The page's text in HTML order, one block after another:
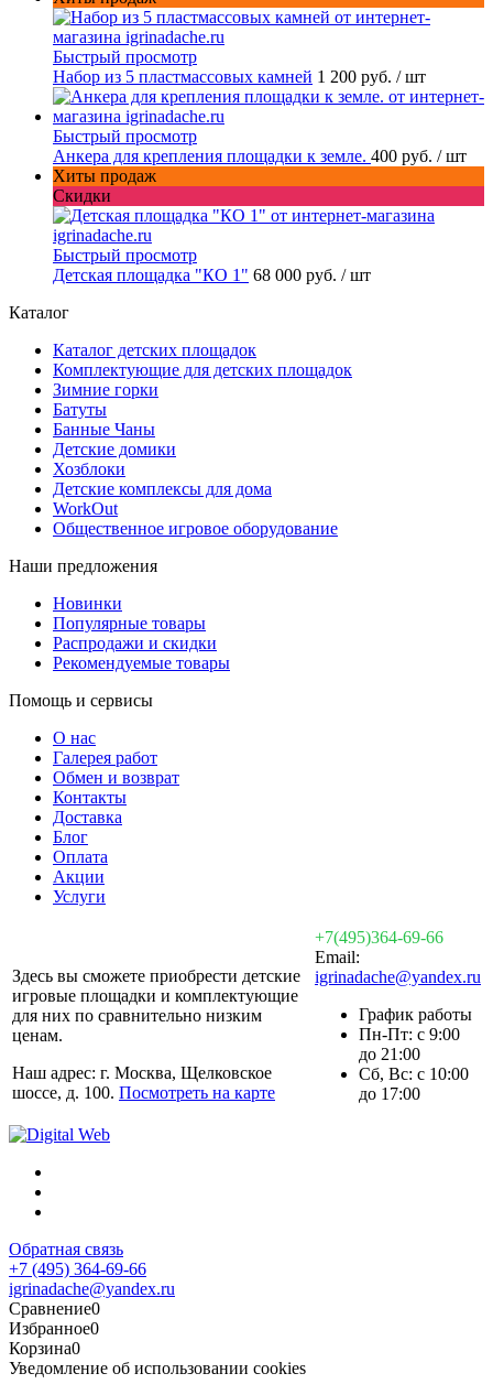
Быстрый просмотр
Набор из 5 пластмассовых камней 1 200 руб. / шт
Быстрый просмотр
Анкера для крепления площадки к земле. 400 руб. / шт
Хиты продаж
Скидки
Быстрый просмотр
Детская площадка "КО 1" 68 000 руб. / шт
Каталог
Каталог детских площадок
Комплектующие для детских площадок
Зимние горки
Батуты
Банные Чаны
Детские домики
Хозблоки
Детские комплексы для дома
WorkOut
Общественное игровое оборудование
Наши предложения
Новинки
Популярные товары
Распродажи и скидки
Рекомендуемые товары
Помощь и сервисы
О нас
Галерея работ
Обмен и возврат
Контакты
Доставка
Блог
Оплата
Акции
Услуги
Здесь вы сможете приобрести детские
игровые площадки и комплектующие
для них по сравнительно низким
ценам.
Наш адрес: г. Москва, Щелковское
шоссе, д. 100. Посмотреть на карте
+7(495)364-69-66
Email:
igrinadache@yandex.ru
График работы
Пн-Пт: с 9:00
до 21:00
Сб, Вс: с 10:00
до 17:00
Обратная связь
+7 (495) 364-69-66
igrinadache@yandex.ru
Сравнение0
Избранное0
Корзина0
Уведомление об использовании cookies